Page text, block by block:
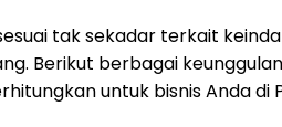
tak sekadar terkait
Berikut berbagai
untuk bisnis Anda di